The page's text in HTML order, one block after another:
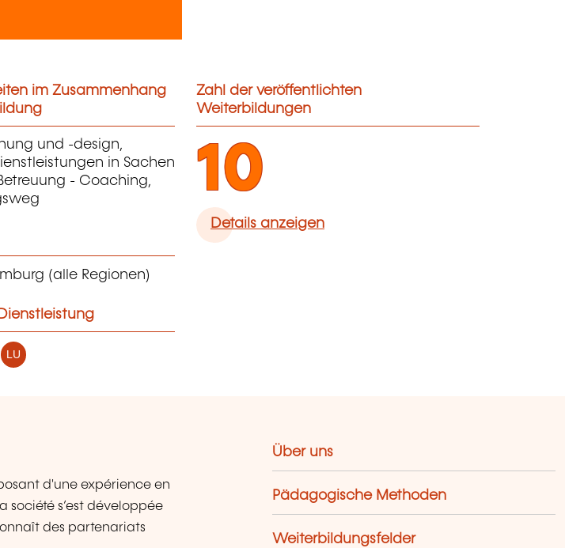
im Zusammenhang
und -design,
in Sachen
- Coaching,
(alle Regionen)
LU
Zahl der veröffentlichten
Weiterbildungen
10
Details anzeigen
d'une expérience en
société s’est développée
des partenariats
Über uns
Pädagogische Methoden
Weiterbildungsfelder